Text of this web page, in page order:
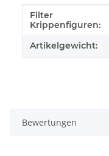
Produkteigenschaft
Wert
Filter
Krippenfiguren:
Artikelgewicht:
Bewertungen